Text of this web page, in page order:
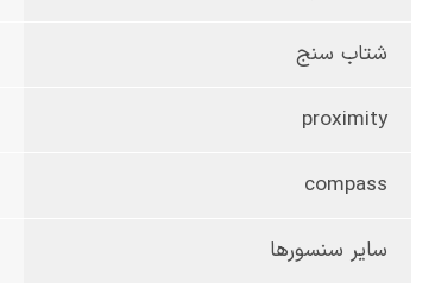
شتاب سنج
proximity
compass
سایر سنسورها